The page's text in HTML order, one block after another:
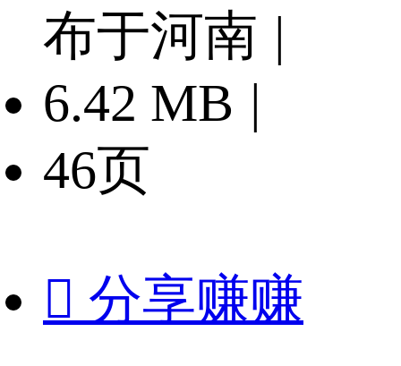
布于河南 |
6.42 MB |
46页
 分享赚赚